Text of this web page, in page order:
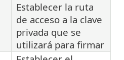
Establecer la ruta
de acceso a la clave
privada que se
utilizará para firmar